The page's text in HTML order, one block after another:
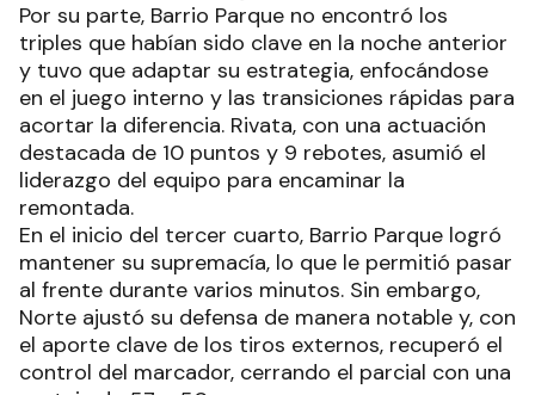
Por su parte, Barrio Parque no encontró los
triples que habían sido clave en la noche anterior
y tuvo que adaptar su estrategia, enfocándose
en el juego interno y las transiciones rápidas para
acortar la diferencia. Rivata, con una actuación
destacada de 10 puntos y 9 rebotes, asumió el
liderazgo del equipo para encaminar la
remontada.
En el inicio del tercer cuarto, Barrio Parque logró
mantener su supremacía, lo que le permitió pasar
al frente durante varios minutos. Sin embargo,
Norte ajustó su defensa de manera notable y, con
el aporte clave de los tiros externos, recuperó el
control del marcador, cerrando el parcial con una